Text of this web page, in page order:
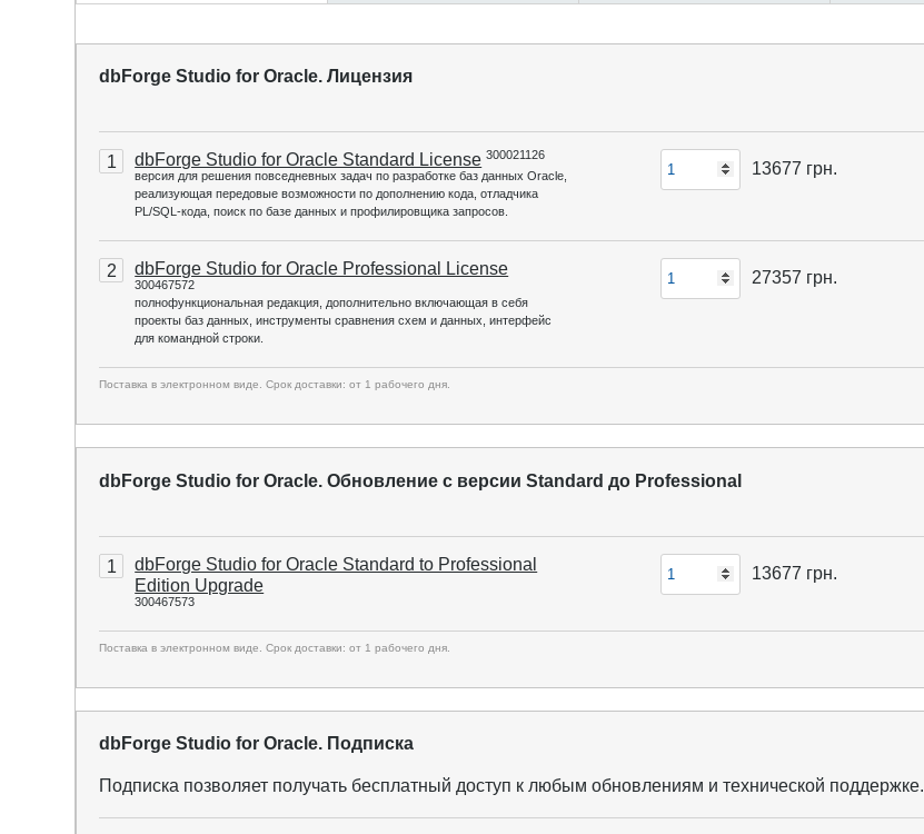
dbForge Studio for Oracle. Лицензия
1 dbForge Studio for Oracle Standard License 300021126
версия для решения повседневных задач по разработке баз данных Oracle,
реализующая передовые возможности по дополнению кода, отладчика
PL/SQL-кода, поиск по базе данных и профилировщика запросов.
13677 грн.
2 dbForge Studio for Oracle Professional License
300467572
полнофункциональная редакция, дополнительно включающая в себя
проекты баз данных, инструменты сравнения схем и данных, интерфейс
для командной строки.
27357 грн.
Поставка в электронном виде. Срок доставки: от 1 рабочего дня.
dbForge Studio for Oracle. Обновление с версии Standard до Professional
1
dbForge Studio for Oracle Standard to Professional
Edition Upgrade
300467573
13677 грн.
Поставка в электронном виде. Срок доставки: от 1 рабочего дня.
dbForge Studio for Oracle. Подписка
Подписка позволяет получать бесплатный доступ к любым обновлениям и технической поддержке.